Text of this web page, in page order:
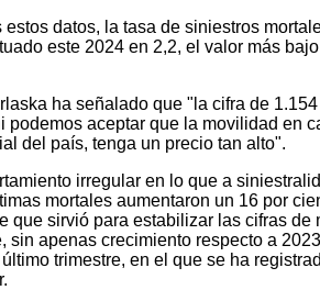
datos, la tasa de siniestros
este 2024 en 2,2, el valor más
ha señalado que "la cifra de
podemos aceptar que la movilidad en
del país, tenga un precio tan alto".
irregular en lo que a
mortales aumentaron un 16 por
que sirvió para estabilizar las cifras de
sin apenas crecimiento respecto a
trimestre, en el que se ha